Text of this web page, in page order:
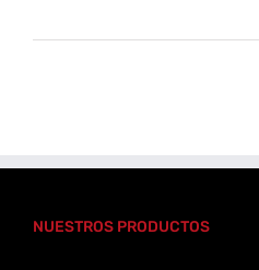
NUESTROS PRODUCTOS